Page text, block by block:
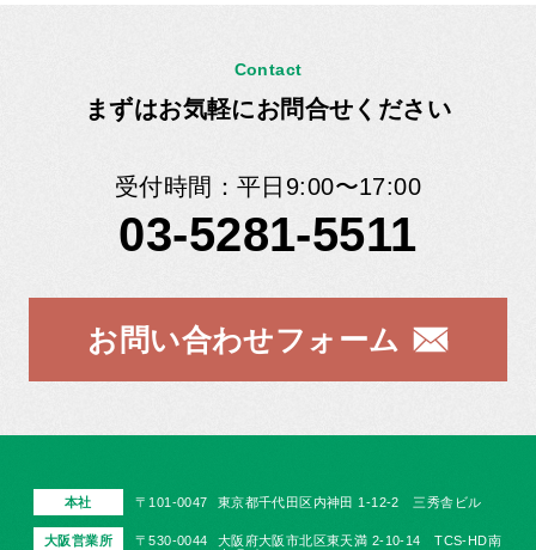
Contact
まずはお気軽にお問合せください
受付時間：平日9:00〜17:00
03-5281-5511
お問い合わせフォーム
本社 〒101-0047 東京都千代田区内神田 1-12-2 三秀舎ビル
大阪営業所 〒530-0044
大阪府大阪市北区東天満 2-10-14 TCS-HD南